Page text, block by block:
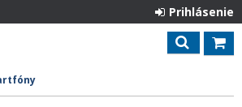
Prihlásenie